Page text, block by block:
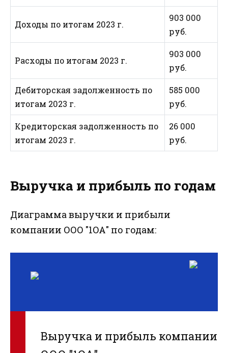
Доходы по итогам 2023 г.
903 000
руб.
Расходы по итогам 2023 г.
903 000
руб.
Дебиторская задолженность по
итогам 2023 г.
585 000
руб.
Кредиторская задолженность по
итогам 2023 г.
26 000
руб.
Выручка и прибыль по годам
Диаграмма выручки и прибыли
компании ООО "1ОА" по годам:
Выручка и прибыль компании